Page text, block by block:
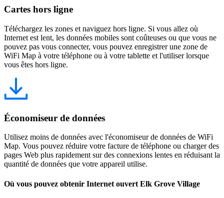
Cartes hors ligne
Téléchargez les zones et naviguez hors ligne. Si vous allez où
Internet est lent, les données mobiles sont coûteuses ou que vous ne
pouvez pas vous connecter, vous pouvez enregistrer une zone de
WiFi Map à votre téléphone ou à votre tablette et l'utiliser lorsque
vous êtes hors ligne.
Économiseur de données
Utilisez moins de données avec l'économiseur de données de WiFi
Map. Vous pouvez réduire votre facture de téléphone ou charger des
pages Web plus rapidement sur des connexions lentes en réduisant la
quantité de données que votre appareil utilise.
Où vous pouvez obtenir Internet ouvert Elk Grove Village